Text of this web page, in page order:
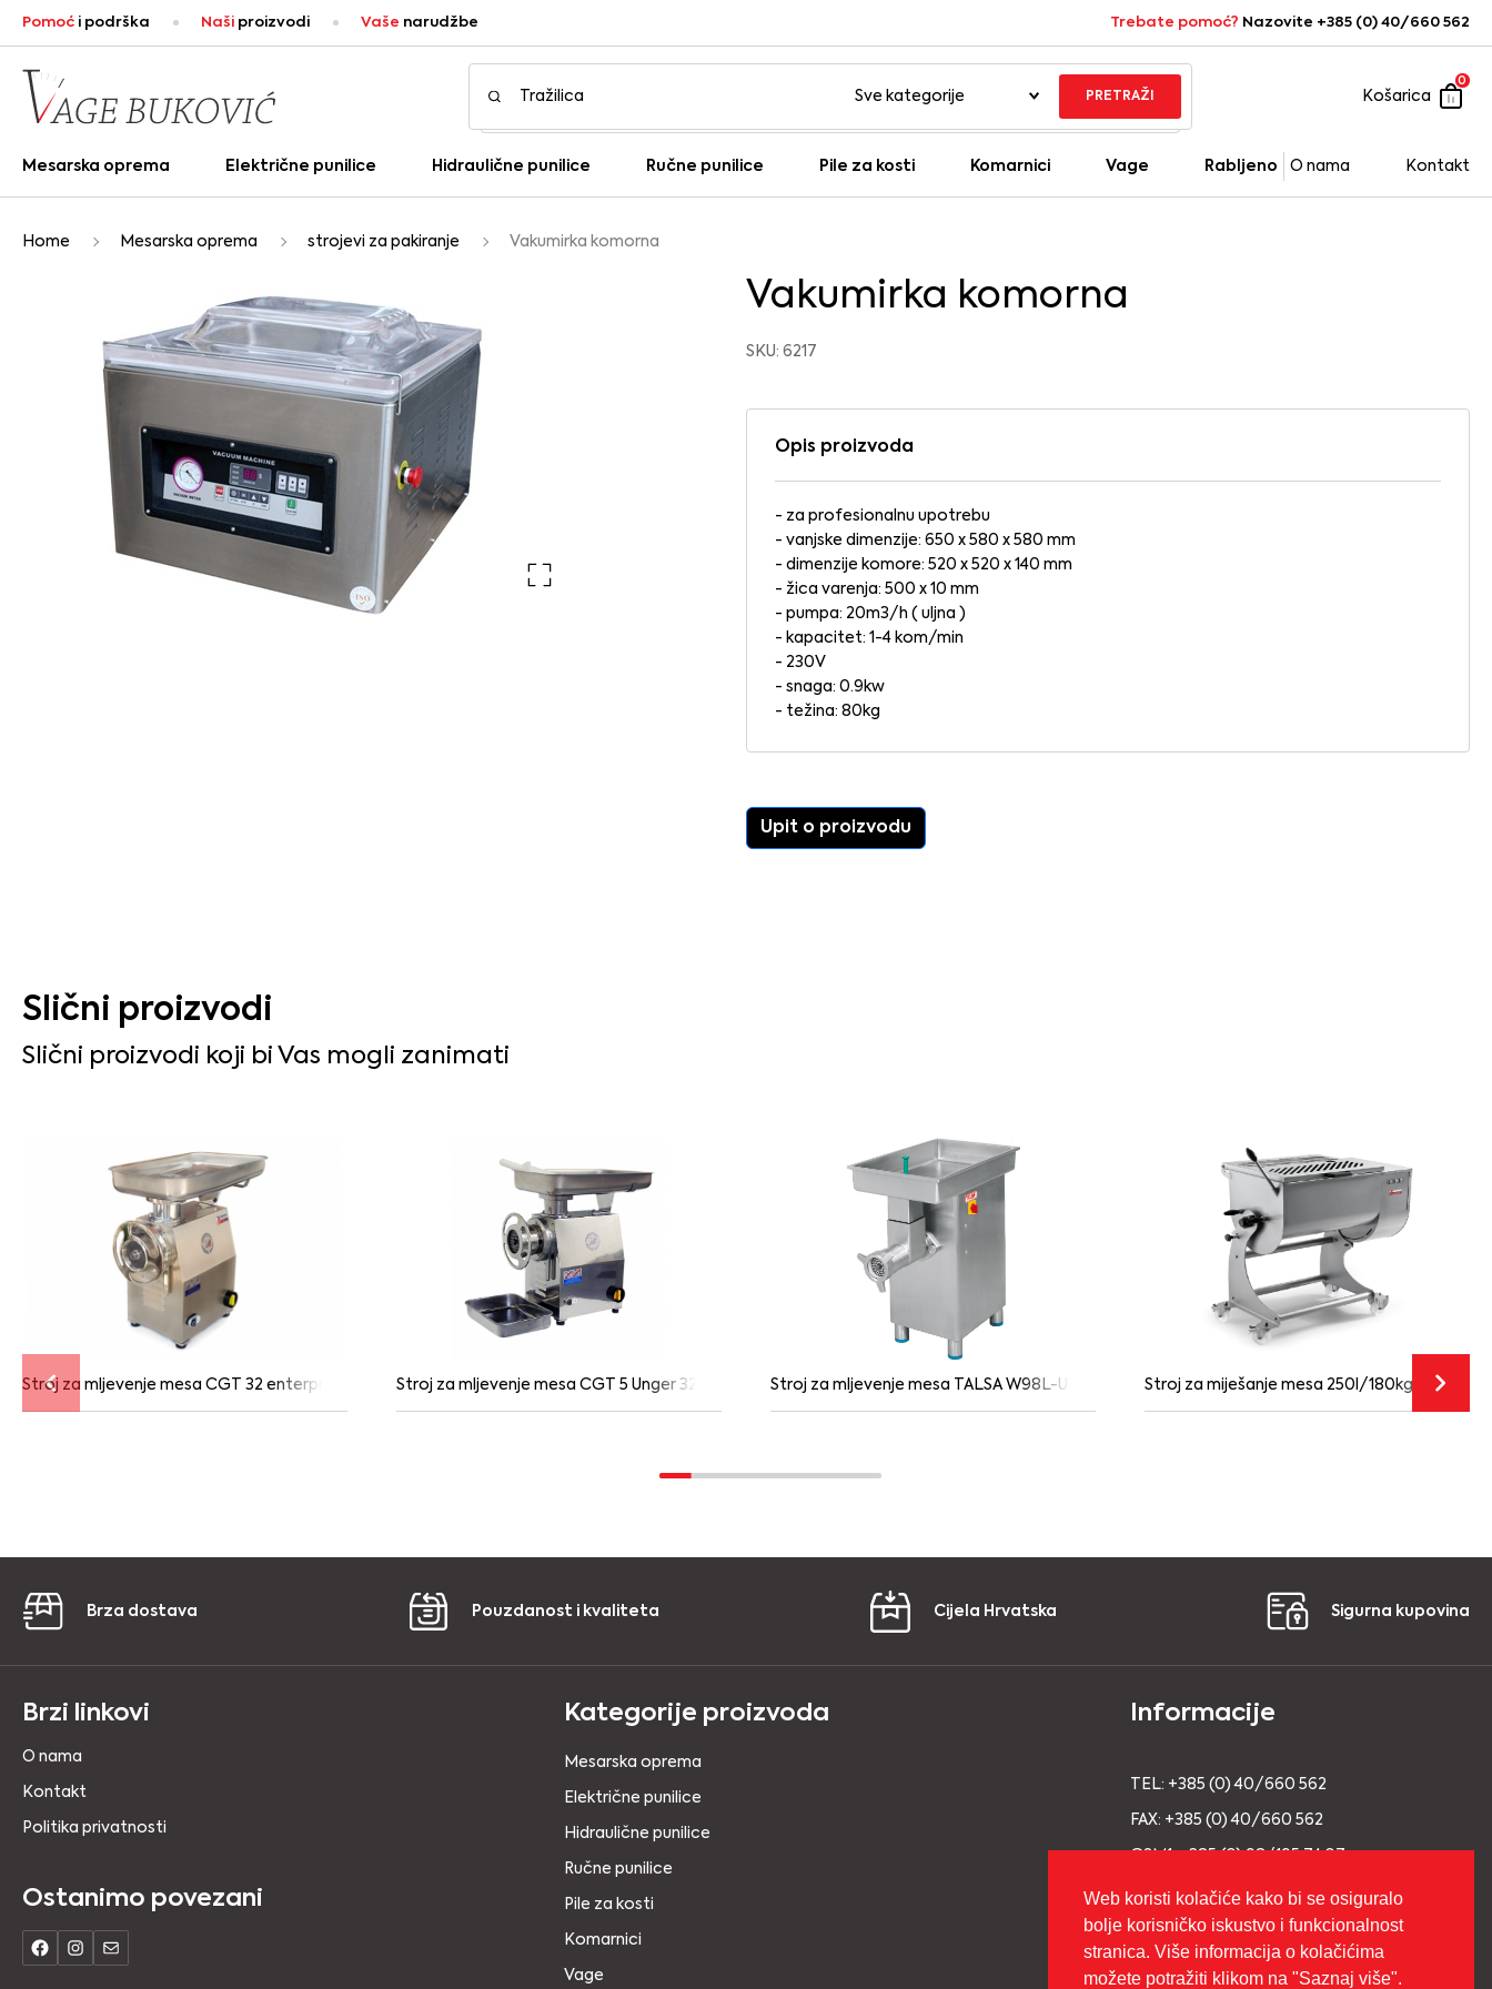
Pomoć i podrška Naši proizvodi Vaše narudžbe Trebate pomoć? Nazovite +385 (0) 40/660 562
PRETRAŽI Košarica
0
Mesarska oprema Električne punilice Hidraulične punilice Ručne punilice Pile za kosti Komarnici Vage Rabljeno O nama Kontakt
Home Mesarska oprema strojevi za pakiranje Vakumirka komorna
Vakumirka komorna
SKU: 6217
Opis proizvoda
- za profesionalnu upotrebu
- vanjske dimenzije: 650 x 580 x 580 mm
- dimenzije komore: 520 x 520 x 140 mm
- žica varenja: 500 x 10 mm
- pumpa: 20m3/h ( uljna )
- kapacitet: 1-4 kom/min
- 230V
- snaga: 0.9kw
- težina: 80kg
Upit o proizvodu
Slični proizvodi
Slični proizvodi koji bi Vas mogli zanimati
Stroj za mljevenje mesa CGT 32 enterprice Stroj za mljevenje mesa CGT 5 Unger 32 Stroj za mljevenje mesa TALSA W98L-U3 Stroj za miješanje mesa 250l/180kg
Brza dostava Pouzdanost i kvaliteta Cijela Hrvatska Sigurna kupovina
Brzi linkovi
O nama
Kontakt
Politika privatnosti
Ostanimo povezani
Kategorije proizvoda
Mesarska oprema
Električne punilice
Hidraulične punilice
Ručne punilice
Pile za kosti
Komarnici
Vage
Informacije
TEL: +385 (0) 40/660 562
FAX: +385 (0) 40/660 562
GSM2: +385 (0) 98/93 91 695
E-MAIL: info@vage-bukovic.hr
Web koristi kolačiće kako bi se osiguralo
bolje korisničko iskustvo i funkcionalnost
stranica. Više informacija o kolačićima
možete potražiti klikom na "Saznaj više".